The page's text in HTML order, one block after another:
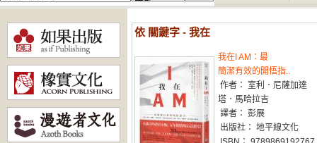
依 關鍵字 - 我在
我在I AM：最
簡潔有效的開悟指..
作者： 室利．尼薩加達
塔．馬哈拉吉
譯者： 彭展
出版社： 地平線文化